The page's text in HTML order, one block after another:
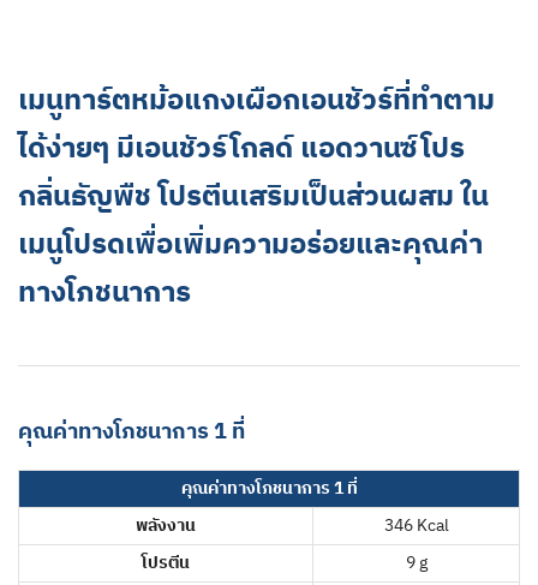
เมนูทาร์ตหม้อแกงเผือกเอนชัวร์ที่ทำตาม
ได้ง่ายๆ มีเอนชัวร์โกลด์ แอดวานซ์โปร
กลิ่นธัญพืช โปรตีนเสริมเป็นส่วนผสม ใน
เมนูโปรดเพื่อเพิ่มความอร่อยและคุณค่า
ทางโภชนาการ
คุณค่าทางโภชนาการ 1 ที่
คุณค่าทางโภชนาการ 1 ที่
พลังงาน
346 Kcal
โปรตีน
9 g